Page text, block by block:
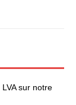
sur notre